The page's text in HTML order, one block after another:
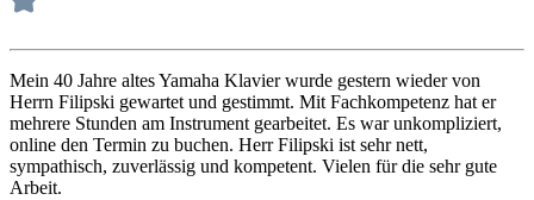
Mein 40 Jahre altes Yamaha Klavier wurde gestern wieder von
Herrn Filipski gewartet und gestimmt. Mit Fachkompetenz hat er
mehrere Stunden am Instrument gearbeitet. Es war unkompliziert,
online den Termin zu buchen. Herr Filipski ist sehr nett,
sympathisch, zuverlässig und kompetent. Vielen für die sehr gute
Arbeit.